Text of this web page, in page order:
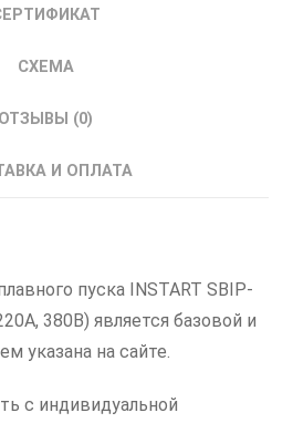
СХЕМА
ОТЗЫВЫ (0)
И ОПЛАТА
пуска INSTART SBIP-
380В) является базовой и
указана на сайте.
с индивидуальной